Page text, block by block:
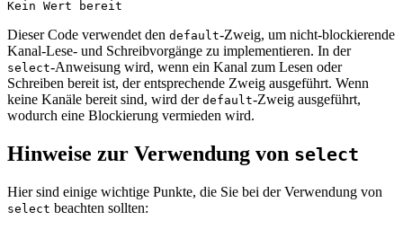
Dieser Code verwendet den default-Zweig, um nicht-blockierende
Kanal-Lese- und Schreibvorgänge zu implementieren. In der
select-Anweisung wird, wenn ein Kanal zum Lesen oder
Schreiben bereit ist, der entsprechende Zweig ausgeführt. Wenn
keine Kanäle bereit sind, wird der default-Zweig ausgeführt,
wodurch eine Blockierung vermieden wird.
Hinweise zur Verwendung von select
Hier sind einige wichtige Punkte, die Sie bei der Verwendung von
select beachten sollten: